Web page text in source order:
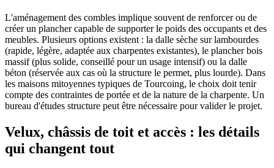
L'aménagement des combles implique souvent de renforcer ou de
créer un plancher capable de supporter le poids des occupants et des
meubles. Plusieurs options existent : la dalle sèche sur lambourdes
(rapide, légère, adaptée aux charpentes existantes), le plancher bois
massif (plus solide, conseillé pour un usage intensif) ou la dalle
béton (réservée aux cas où la structure le permet, plus lourde). Dans
les maisons mitoyennes typiques de Tourcoing, le choix doit tenir
compte des contraintes de portée et de la nature de la charpente. Un
bureau d'études structure peut être nécessaire pour valider le projet.
Velux, châssis de toit et accès : les détails
qui changent tout